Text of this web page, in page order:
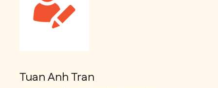
Tuan Anh Tran